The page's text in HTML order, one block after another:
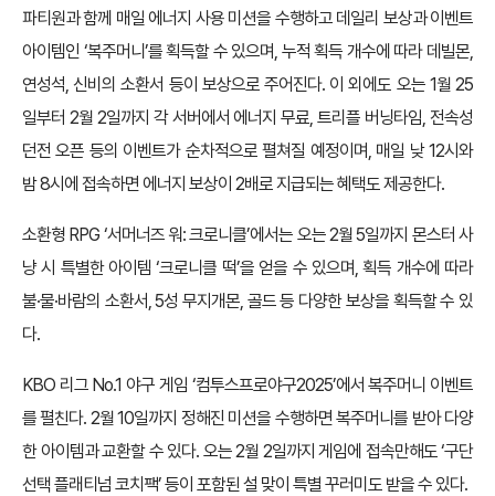
파티원과 함께 매일 에너지 사용 미션을 수행하고 데일리 보상과 이벤트
아이템인 ‘복주머니’를 획득할 수 있으며, 누적 획득 개수에 따라 데빌몬,
연성석, 신비의 소환서 등이 보상으로 주어진다. 이 외에도 오는 1월 25
일부터 2월 2일까지 각 서버에서 에너지 무료, 트리플 버닝타임, 전속성
던전 오픈 등의 이벤트가 순차적으로 펼쳐질 예정이며, 매일 낮 12시와
밤 8시에 접속하면 에너지 보상이 2배로 지급되는 혜택도 제공한다.
소환형 RPG ‘서머너즈 워: 크로니클’에서는 오는 2월 5일까지 몬스터 사
냥 시 특별한 아이템 ‘크로니클 떡’을 얻을 수 있으며, 획득 개수에 따라
불·물·바람의 소환서, 5성 무지개몬, 골드 등 다양한 보상을 획득할 수 있
다.
KBO 리그 No.1 야구 게임 ‘컴투스프로야구2025’에서 복주머니 이벤트
를 펼친다. 2월 10일까지 정해진 미션을 수행하면 복주머니를 받아 다양
한 아이템과 교환할 수 있다. 오는 2월 2일까지 게임에 접속만해도 ‘구단
선택 플래티넘 코치팩’ 등이 포함된 설 맞이 특별 꾸러미도 받을 수 있다.